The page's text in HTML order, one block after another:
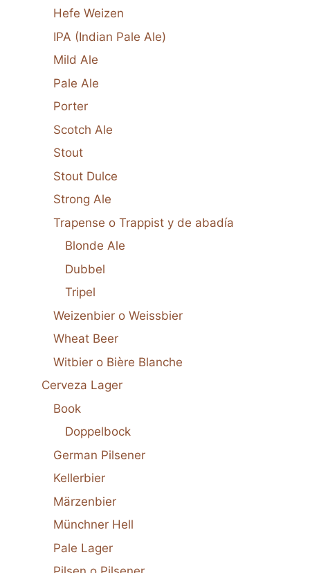
Hefe Weizen
IPA (Indian Pale Ale)
Mild Ale
Pale Ale
Porter
Scotch Ale
Stout
Stout Dulce
Strong Ale
Trapense o Trappist y de abadía
Blonde Ale
Dubbel
Tripel
Weizenbier o Weissbier
Wheat Beer
Witbier o Bière Blanche
Cerveza Lager
Book
Doppelbock
German Pilsener
Kellerbier
Märzenbier
Münchner Hell
Pale Lager